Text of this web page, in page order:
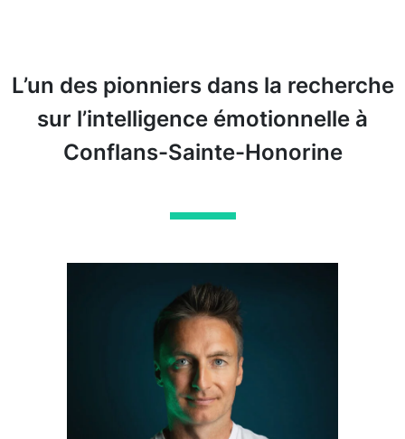
L’un des pionniers dans la recherche
sur l’intelligence émotionnelle à
Conflans-Sainte-Honorine